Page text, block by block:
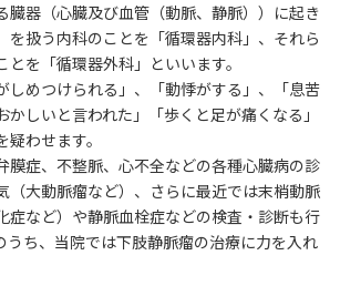
臓器（心臓及び血管（動脈、静脈））に起き
を扱う内科のことを「循環器内科」、それら
を「循環器外科」といいます。
しめつけられる」、「動悸がする」、「息苦
かしいと言われた」「歩くと足が痛くなる」
わせます。
膜症、不整脈、心不全などの各種心臓病の診
（大動脈瘤など）、さらに最近では末梢動脈
症など）や静脈血栓症などの検査・診断も行
うち、当院では下肢静脈瘤の治療に力を入れ